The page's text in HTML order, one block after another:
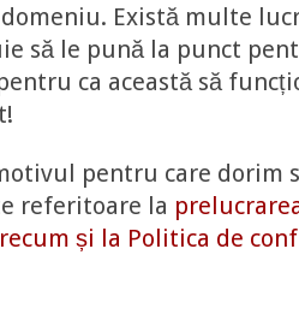
Există multe
să le pună la punct
ca această să
pentru care dorim
referitoare la
și la Politica de